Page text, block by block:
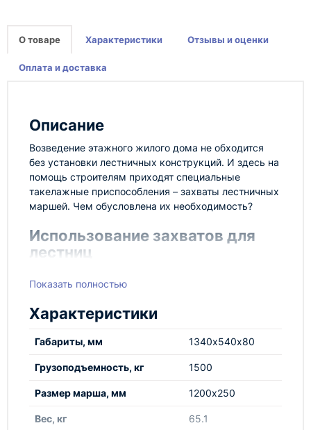
О товаре Характеристики Отзывы и оценки
Оплата и доставка
Описание
Возведение этажного жилого дома не обходится
без установки лестничных конструкций. И здесь на
помощь строителям приходят специальные
такелажные приспособления – захваты лестничных
маршей. Чем обусловлена их необходимость?
Использование захватов для
лестниц
в плане транспортировки. Из-за специфической
или винтового захвата. С другой стороны –
надежного и стабильного крепления, во имя
обеспечения безопасности на строительной
площадке.
Захват лестничных маршей – это специфическое
грузозахватное приспособление, представляющее
собой длинные и плоские металлические вилы «С»-
Показать полностью
Характеристики
Габариты, мм 1340х540х80
Грузоподъемность, кг 1500
Размер марша, мм 1200х250
Вес, кг 65.1